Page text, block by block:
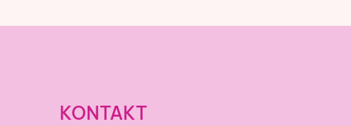
KONTAKT